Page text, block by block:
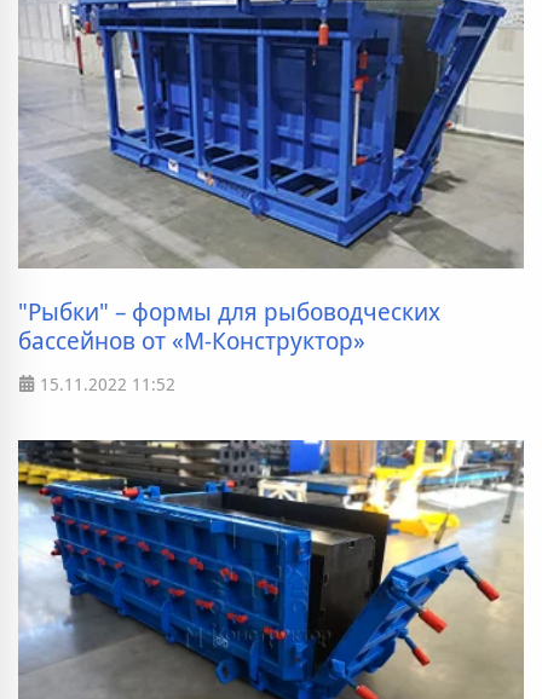
"Рыбки" – формы для рыбоводческих
бассейнов от «М-Конструктор»
15.11.2022 11:52